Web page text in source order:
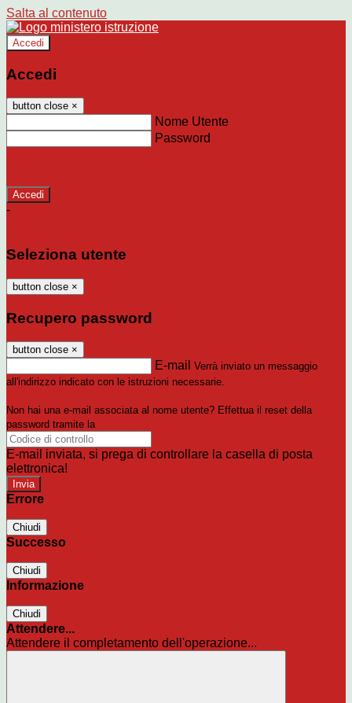
Salta al contenuto
Accedi
Accedi
button close ×
Nome Utente
Password
-
Seleziona utente
button close ×
Recupero password
button close ×
E-mail Verrà inviato un messaggio
all'indirizzo indicato con le istruzioni necessarie.
Non hai una e-mail associata al nome utente? Effettua il reset della
password tramite la
E-mail inviata, si prega di controllare la casella di posta
elettronica!
Errore
Chiudi
Successo
Chiudi
Informazione
Chiudi
Attendere...
Attendere il completamento dell'operazione...